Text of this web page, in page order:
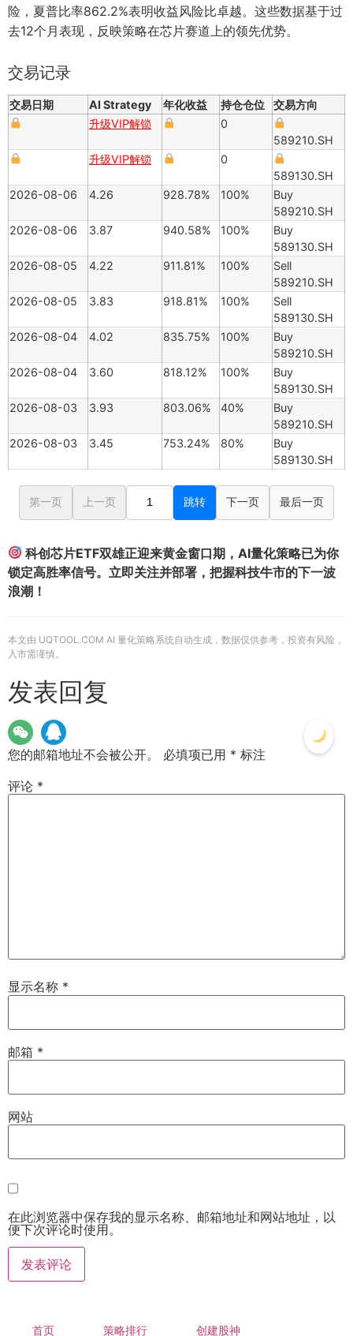
险，夏普比率862.2%表明收益风险比卓越。这些数据基于过
去12个月表现，反映策略在芯片赛道上的领先优势。
交易记录
交易日期 AI Strategy 年化收益 持仓仓位
交易方向
升级VIP解锁
0
589210.SH
升级VIP解锁
0
589130.SH
2026-08-06
4.26 928.78% 100%
Buy
589210.SH
2026-08-06
3.87 940.58% 100%
Buy
589130.SH
2026-08-05
4.22 911.81% 100%
Sell
589210.SH
2026-08-05
3.83 918.81% 100%
Sell
589130.SH
2026-08-04
4.02 835.75% 100%
Buy
589210.SH
2026-08-04
3.60 818.12% 100%
Buy
589130.SH
2026-08-03
3.93 803.06% 40%
Buy
589210.SH
2026-08-03
3.45 753.24% 80%
Buy
589130.SH
第一页 上一页 跳转 下一页 最后一页
科创芯片ETF双雄正迎来黄金窗口期，AI量化策略已为你
锁定高胜率信号。立即关注并部署，把握科技牛市的下一波
浪潮！
本文由 UQTOOL.COM AI 量化策略系统自动生成，数据仅供参考，投资有风险，
入市需谨慎。
发表回复
您的邮箱地址不会被公开。 必填项已用 * 标注
评论 *
显示名称 *
邮箱 *
网站
在此浏览器中保存我的显示名称、邮箱地址和网站地址，以
便下次评论时使用。
首页 策略排行 创建股神